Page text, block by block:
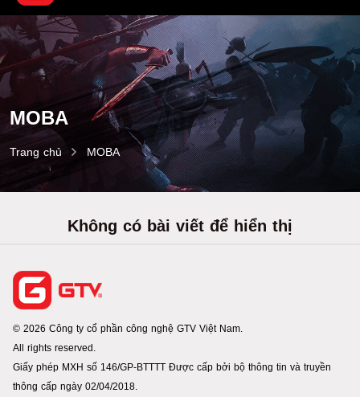
MOBA
Trang chủ MOBA
Không có bài viết để hiển thị
© 2026 Công ty cổ phần công nghệ GTV Việt Nam.
All rights reserved.
Giấy phép MXH số 146/GP-BTTTT Được cấp bởi bộ thông tin và truyền
thông cấp ngày 02/04/2018.